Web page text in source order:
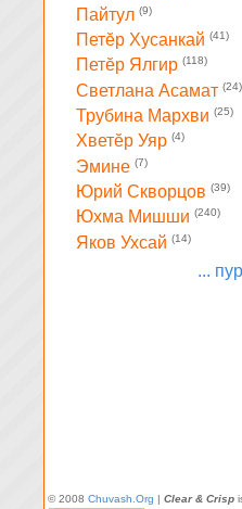
Пайтул (9)
Петĕр Хусанкай (41)
Петĕр Ялгир (118)
Светлана Асамат (24)
Трубина Мархви (25)
Хветĕр Уяр (4)
Эмине (7)
Юрий Скворцов (39)
Юхма Мишши (240)
Яков Ухсай (14)
...
© 2008 Chuvash.Org | Clear & Crisp